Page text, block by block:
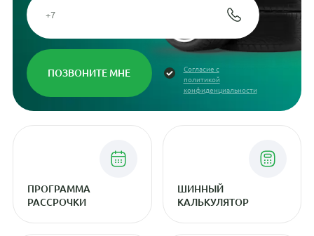
Согласие с
политикой
конфиденциальности
ПРОГРАММА
РАССРОЧКИ
ШИННЫЙ
КАЛЬКУЛЯТОР